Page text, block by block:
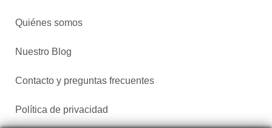
Quiénes somos
Nuestro Blog
Contacto y preguntas frecuentes
Política de privacidad